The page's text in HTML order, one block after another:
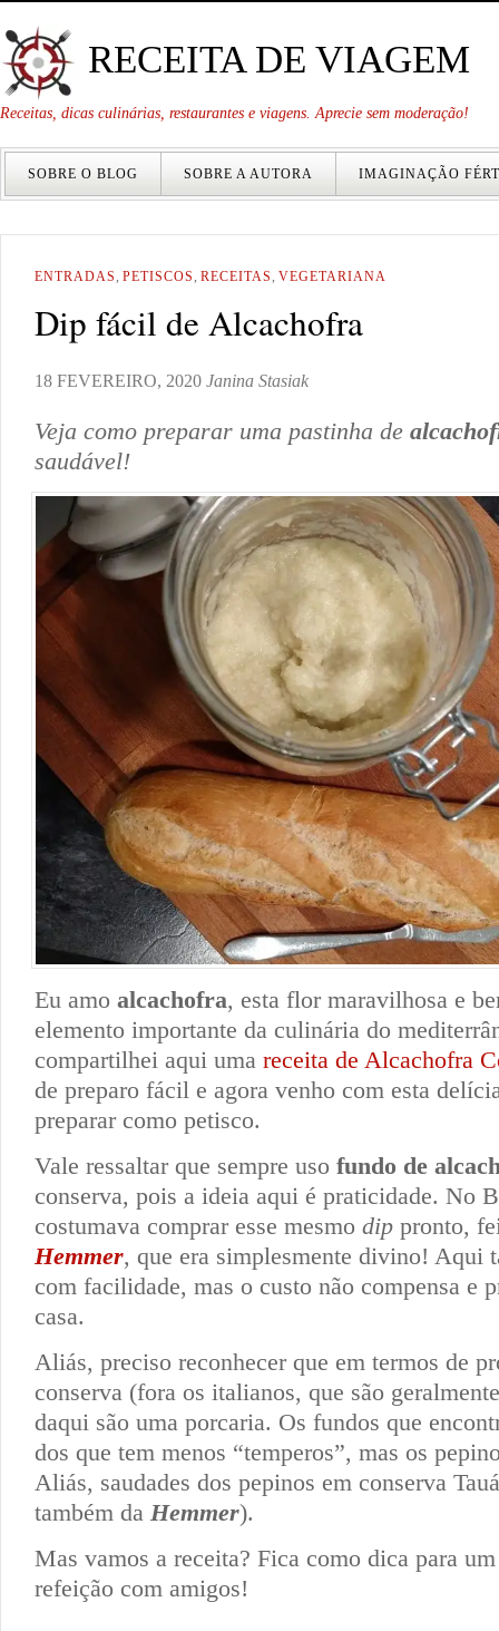
RECEITA DE VIAGEM
Receitas, dicas culinárias, restaurantes e viagens. Aprecie sem moderação!
SOBRE O BLOG SOBRE A AUTORA IMAGINAÇÃO
ENTRADAS, PETISCOS, RECEITAS, VEGETARIANA
Dip fácil de Alcachofra
18 FEVEREIRO, 2020 Janina Stasiak
Veja como preparar uma pastinha de
saudável!
Eu amo alcachofra, esta flor maravilhosa e
elemento importante da culinária do
compartilhei aqui uma receita de Alcachofra
de preparo fácil e agora venho com esta
preparar como petisco.
Vale ressaltar que sempre uso fundo de
conserva, pois a ideia aqui é praticidade. No
costumava comprar esse mesmo dip pronto,
Hemmer, que era simplesmente divino! Aqui
com facilidade, mas o custo não compensa e
casa.
Aliás, preciso reconhecer que em termos de
conserva (fora os italianos, que são
daqui são uma porcaria. Os fundos que
dos que tem menos “temperos”, mas os
Aliás, saudades dos pepinos em conserva
também da Hemmer).
Mas vamos a receita? Fica como dica para
refeição com amigos!